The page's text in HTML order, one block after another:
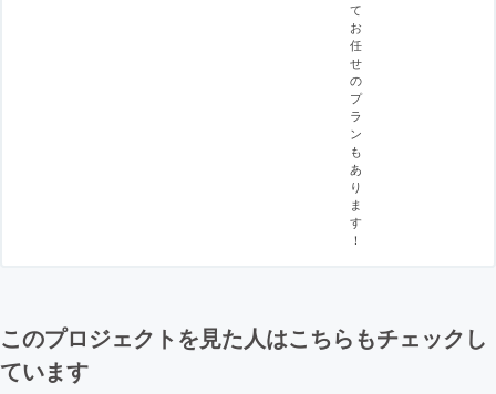
て
お
任
せ
の
プ
ラ
ン
も
あ
り
ま
す
！
このプロジェクトを見た人はこちらもチェックし
ています